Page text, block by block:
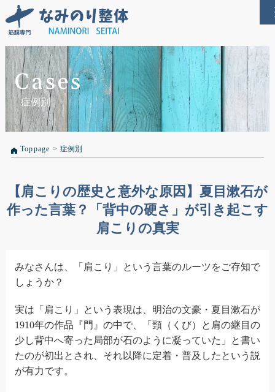
Cases
症例別
Toppage > 症例別
【肩こりの歴史と意外な原因】夏目漱石が
作った言葉？「背中の硬さ」が引き起こす
肩こりの真実
みなさんは、「肩こり」という言葉のルーツをご存知で
しょうか？
実は「肩こり」という表現は、明治の文豪・夏目漱石が
1910年の作品『門』の中で、「頸（くび）と肩の継目の
少し背中へ寄った局部が石のように凝っていた」と書い
たのが初出とされ、それ以降に定着・普及したという説
が有力です。